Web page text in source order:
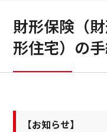
保険を選ぶ
商品一覧
ぴったり保険セレクター
企業年金のお客さま
団体保険と財形保険のお
Vitality福利厚生タイプ
住友生命グループ
会社情報
採用情報
財形保険（
形住宅）の
【お知らせ】